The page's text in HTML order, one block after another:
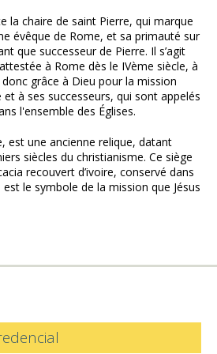
la chaire de saint Pierre, qui marque
évêque de Rome, et sa primauté sur
que successeur de Pierre. Il s’agit
à Rome dès le IVème siècle, à
grâce à Dieu pour la mission
et à ses successeurs, qui sont appelés
l'ensemble des Églises.
est une ancienne relique, datant
siècles du christianisme. Ce siège
recouvert d’ivoire, conservé dans
le symbole de la mission que Jésus